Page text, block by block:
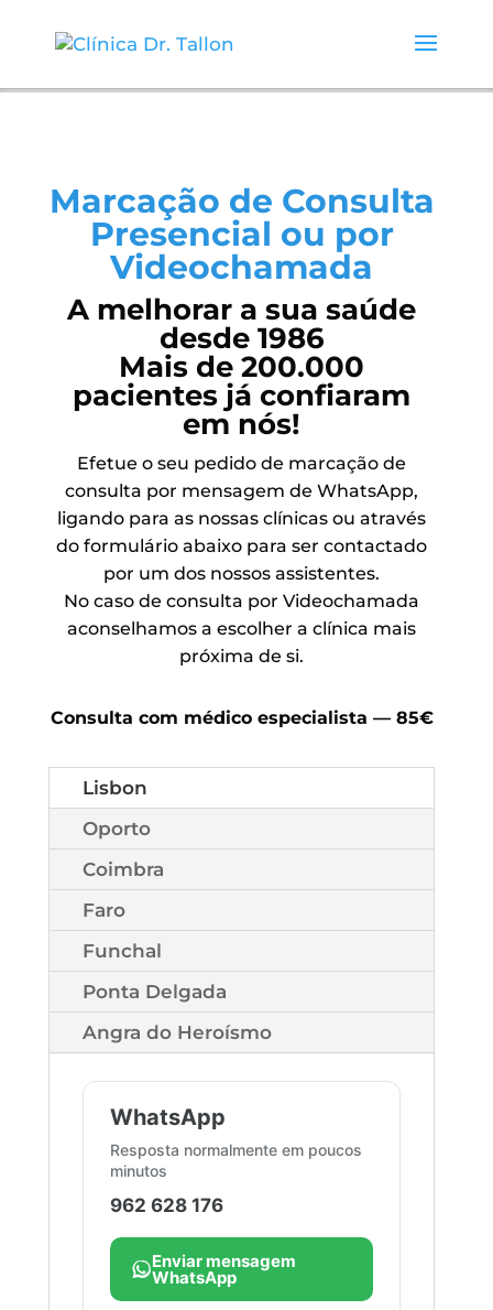
Marcação de Consulta
Presencial ou por
Videochamada
A melhorar a sua saúde
desde 1986
Mais de 200.000
pacientes já confiaram
em nós!
Efetue o seu pedido de marcação de
consulta por mensagem de WhatsApp,
ligando para as nossas clínicas ou através
do formulário abaixo para ser contactado
por um dos nossos assistentes.
No caso de consulta por Videochamada
aconselhamos a escolher a clínica mais
próxima de si.
Consulta com médico especialista — 85€
Lisbon
Oporto
Coimbra
Faro
Funchal
Ponta Delgada
Angra do Heroísmo
Marcação
Consulta
Lisboa
WhatsApp
Resposta normalmente em poucos
minutos
962 628 176
Enviar mensagem
WhatsApp